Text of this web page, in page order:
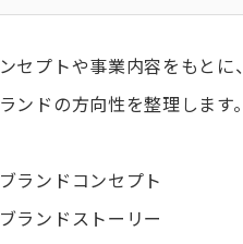
セプトや事業内容をもとに、
ンドの方向性を整理します。
ランドコンセプト
ランドストーリー